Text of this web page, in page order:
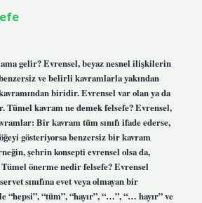
gelir? Evrensel, beyaz nesnel ilişkilerin
ve belirli kavramlarla yakından
biridir. Evrensel var olan ya da
Tümel kavram ne demek felsefe? Evrensel,
Bir kavram tüm sınıfı ifade ederse,
gösteriyorsa benzersiz bir kavram
şehrin konsepti evrensel olsa da,
önerme nedir felsefe? Evrensel
sınıfına evet veya olmayan bir
“hepsi”, “tüm”, “hayır”, “…”, “… hayır” ve